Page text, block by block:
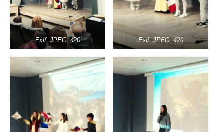
Exif_JPEG_420 Exif_JPEG_420